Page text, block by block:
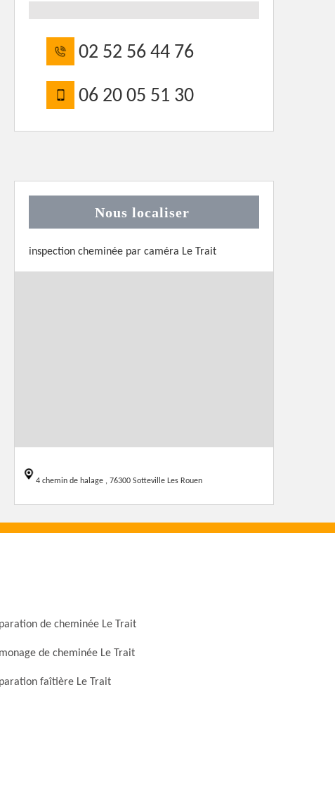
02 52 56 44 76
06 20 05 51 30
Nous localiser
inspection cheminée par caméra Le Trait
4 chemin de halage , 76300 Sotteville Les Rouen
de cheminée Le Trait
de cheminée Le Trait
faîtière Le Trait